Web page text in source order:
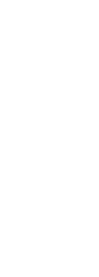
có
nhà
du
còn